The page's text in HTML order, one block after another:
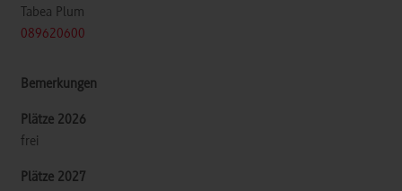
Tabea Plum
089620600
frei